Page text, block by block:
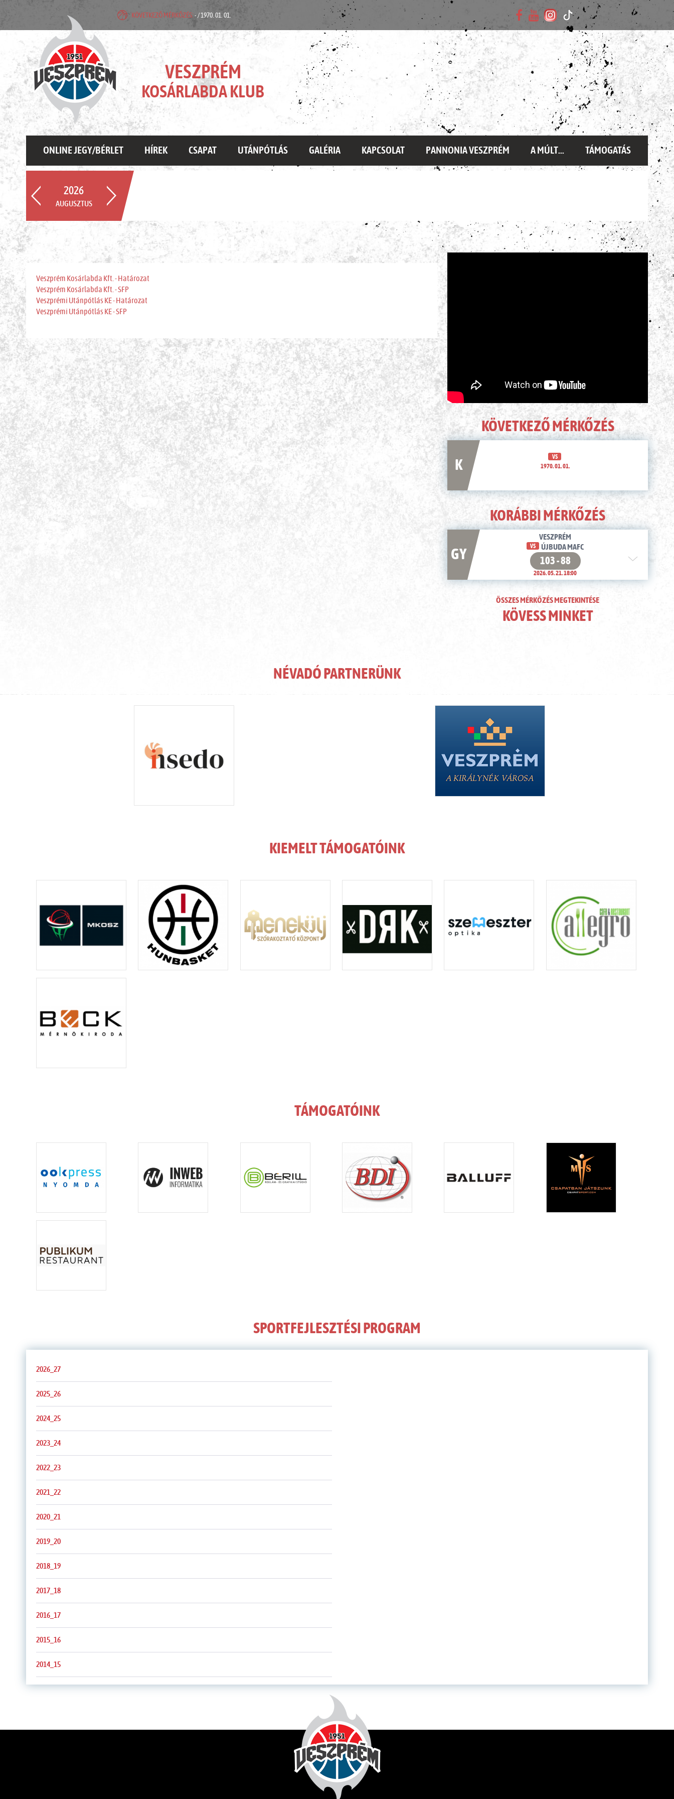
KÖVETKEZŐ MÉRKŐZÉS: - / 1970. 01. 01.
VESZPRÉM
KOSÁRLABDA KLUB
ONLINE JEGY/BÉRLET HÍREK CSAPAT UTÁNPÓTLÁS GALÉRIA KAPCSOLAT PANNONIA VESZPRÉM A MÚLT... TÁMOGATÁS
2026
AUGUSZTUS
2021_22
Veszprém Kosárlabda Kft. - Határozat
Veszprém Kosárlabda Kft. - SFP
Veszprémi Utánpótlás KE - Határozat
Veszprémi Utánpótlás KE - SFP
ÉLŐ KÖZVETÍTÉS
KÖVETKEZŐ MÉRKŐZÉS
K
VS
1970. 01. 01.
KORÁBBI MÉRKŐZÉS
GY
VESZPRÉM
VS ÚJBUDA MAFC
103 - 88
2026. 05. 21. 18:00
ÖSSZES MÉRKŐZÉS MEGTEKINTÉSE
KÖVESS MINKET
NÉVADÓ PARTNERÜNK
KIEMELT TÁMOGATÓINK
TÁMOGATÓINK
SPORTFEJLESZTÉSI PROGRAM
2026_27
2025_26
2024_25
2023_24
2022_23
2021_22
2020_21
2019_20
2018_19
2017_18
2016_17
2015_16
2014_15